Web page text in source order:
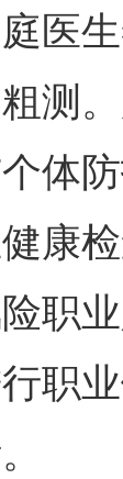
医
测
体
康
职
职